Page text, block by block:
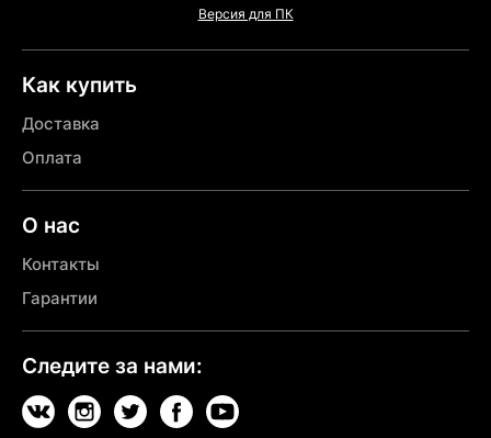
Версия для ПК
Как купить
Доставка
Оплата
О нас
Контакты
Гарантии
Следите за нами: